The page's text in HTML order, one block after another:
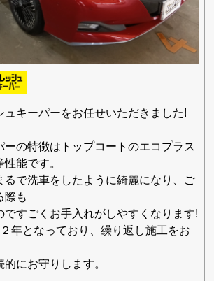
ュキーパーをお任せいただきました!
ーの特徴はトップコートのエコプラス
能です。
るで洗車をしたように綺麗になり、ご
際も
ですごくお手入れがしやすくなります!
年となっており、繰り返し施工をお
にお守りします。